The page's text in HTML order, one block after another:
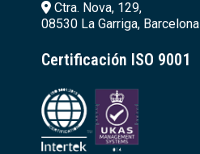
Ctra. Nova, 129,
08530 La Garriga, Barcelona
Certificación ISO 9001